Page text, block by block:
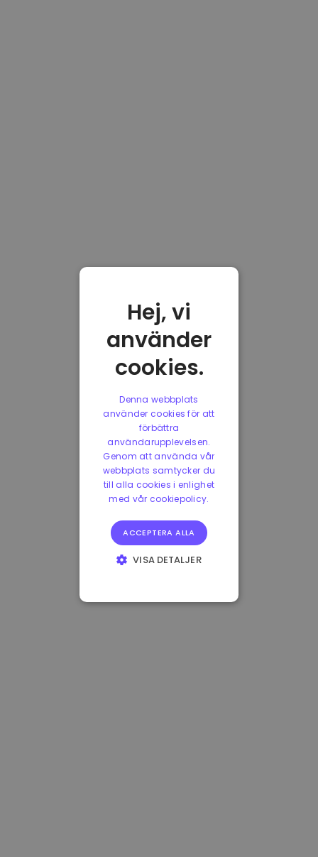
Hej, vi
använder
cookies.
Denna webbplats
använder cookies för att
förbättra
användarupplevelsen.
Genom att använda vår
webbplats samtycker du
till alla cookies i enlighet
med vår cookiepolicy.
ACCEPTERA ALLA
VISA DETALJER